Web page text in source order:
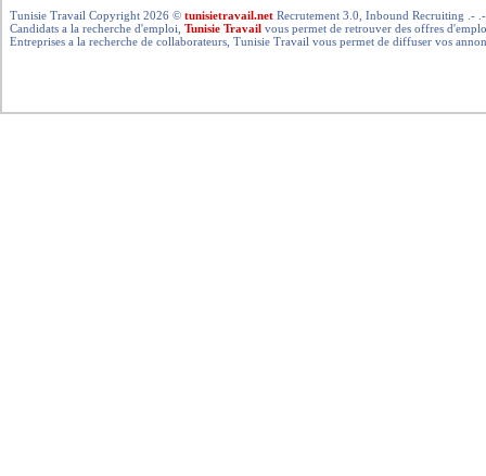
Tunisie Travail Copyright 2026 ©tunisietravail.net Recrutement 3.0, Inbound Recruiting .-
Candidats a la recherche d'emploi,Tunisie Travail vous permet de retrouver des offres
Entreprises a la recherche de collaborateurs, Tunisie Travail vous permet de diffuser vos